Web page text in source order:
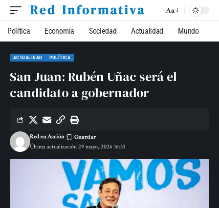
Aa
Política Economía Sociedad Actualidad Mundo
ACTUALIDAD POLÍTICA
San Juan: Rubén Uñac será el
candidato a gobernador
Última actualización 29 mayo, 2026 16:33
Red en Acción